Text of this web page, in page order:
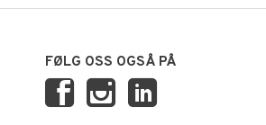
FØLG OSS OGSÅ PÅ